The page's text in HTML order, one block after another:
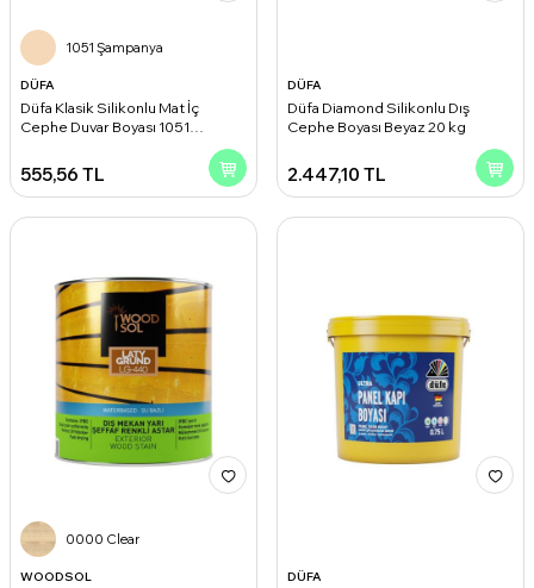
1051 Şampanya
DÜFA
Düfa Klasik Silikonlu Mat İç
Cephe Duvar Boyası 1051
555,56 TL
DÜFA
Düfa Diamond Silikonlu Dış
Cephe Boyası Beyaz 20 kg
2.447,10 TL
0000 Clear
WOODSOL DÜFA